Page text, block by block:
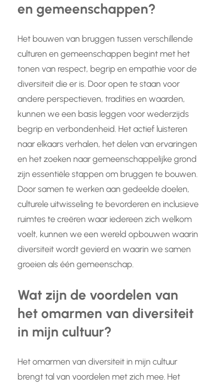
en gemeenschappen?
Het bouwen van bruggen tussen verschillende
culturen en gemeenschappen begint met het
tonen van respect, begrip en empathie voor de
diversiteit die er is. Door open te staan voor
andere perspectieven, tradities en waarden,
kunnen we een basis leggen voor wederzijds
begrip en verbondenheid. Het actief luisteren
naar elkaars verhalen, het delen van ervaringen
en het zoeken naar gemeenschappelijke grond
zijn essentiële stappen om bruggen te bouwen.
Door samen te werken aan gedeelde doelen,
culturele uitwisseling te bevorderen en inclusieve
ruimtes te creëren waar iedereen zich welkom
voelt, kunnen we een wereld opbouwen waarin
diversiteit wordt gevierd en waarin we samen
groeien als één gemeenschap.
Wat zijn de voordelen van
het omarmen van diversiteit
in mijn cultuur?
Het omarmen van diversiteit in mijn cultuur
brengt tal van voordelen met zich mee. Het